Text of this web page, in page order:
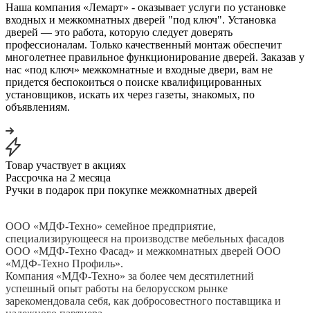
Наша компания «Лемарт» - оказывает услуги по установке
входных и межкомнатных дверей "под ключ". Установка
дверей — это работа, которую следует доверять
профессионалам. Только качественный монтаж обеспечит
многолетнее правильное функционирование дверей. Заказав у
нас «под ключ» межкомнатные и входные двери, вам не
придется беспокоиться о поиске квалифицированных
установщиков, искать их через газеты, знакомых, по
объявлениям.
Товар участвует в акциях
Рассрочка на 2 месяца
Ручки в подарок при покупке межкомнатных дверей
ООО «МДФ-Техно» семейное предприятие,
специализирующееся на производстве мебельных фасадов
ООО «МДФ-Техно Фасад» и межкомнатных дверей ООО
«МДФ-Техно Профиль».
Компания «МДФ-Техно» за более чем десятилетний
успешный опыт работы на белорусском рынке
зарекомендовала себя, как добросовестного поставщика и